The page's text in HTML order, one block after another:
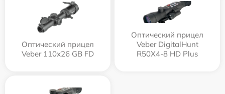
Оптический прицел
Veber 110х26 GB FD
Оптический прицел
Veber DigitalHunt
R50X4-8 HD Plus